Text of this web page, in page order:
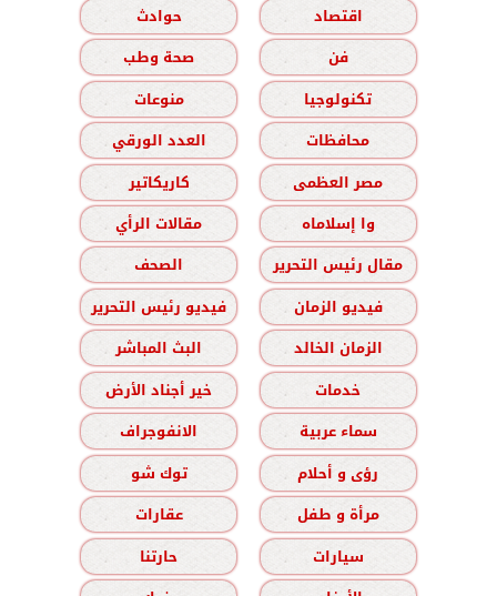
اقتصاد
حوادث
فن
صحة وطب
تكنولوجيا
منوعات
محافظات
العدد الورقي
مصر العظمى
كاريكاتير
وا إسلاماه
مقالات الرأي
مقال رئيس التحرير
الصحف
فيديو الزمان
فيديو رئيس التحرير
الزمان الخالد
البث المباشر
خدمات
خير أجناد الأرض
سماء عربية
الانفوجراف
رؤى و أحلام
توك شو
مرأة و طفل
عقارات
سيارات
حارتنا